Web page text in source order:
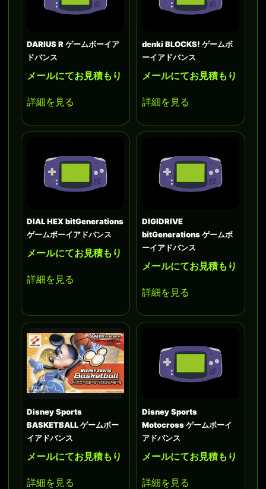
DARIUS R ゲームボーイア
ドバンス
メールにてお見積もり
詳細を見る
denki BLOCKS! ゲームボ
ーイアドバンス
メールにてお見積もり
詳細を見る
DIAL HEX bitGenerations
ゲームボーイアドバンス
メールにてお見積もり
詳細を見る
DIGIDRIVE
bitGenerations ゲームボ
ーイアドバンス
メールにてお見積もり
詳細を見る
Disney Sports
BASKETBALL ゲームボー
イアドバンス
メールにてお見積もり
詳細を見る
Disney Sports
Motocross ゲームボーイ
アドバンス
メールにてお見積もり
詳細を見る